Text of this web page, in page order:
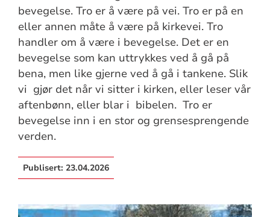
bevegelse. Tro er å være på vei. Tro er på en
eller annen måte å være på kirkevei. Tro
handler om å være i bevegelse. Det er en
bevegelse som kan uttrykkes ved å gå på
bena, men like gjerne ved å gå i tankene. Slik
vi gjør det når vi sitter i kirken, eller leser vår
aftenbønn, eller blar i bibelen. Tro er
bevegelse inn i en stor og grensesprengende
verden.
Publisert: 23.04.2026